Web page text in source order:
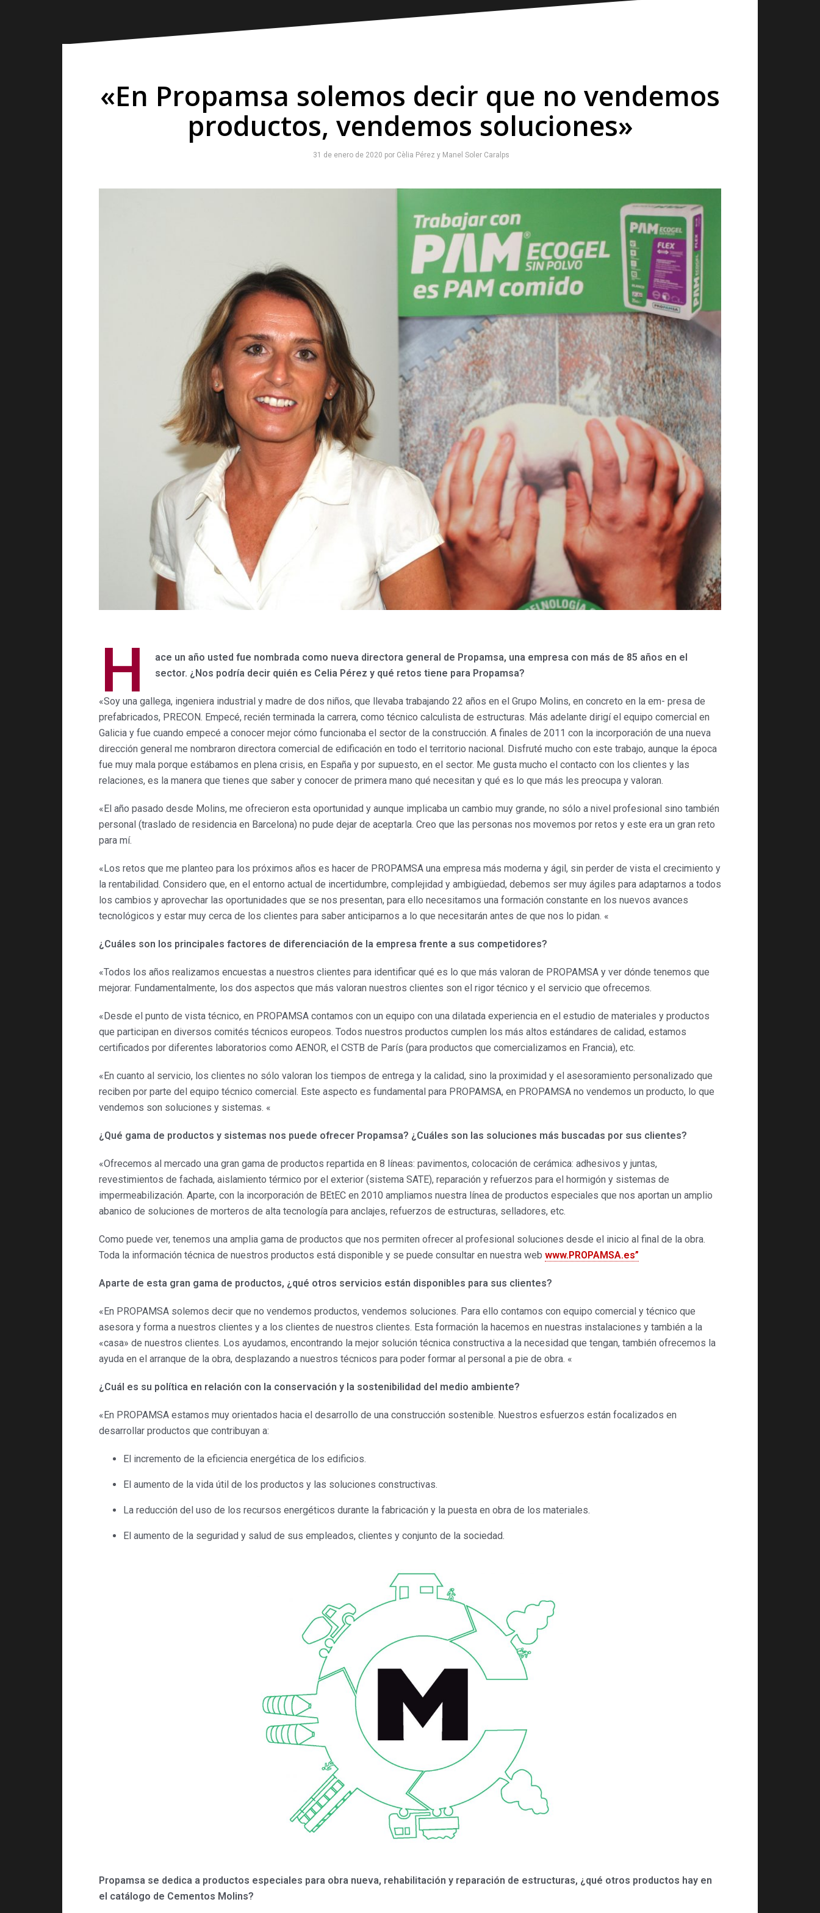
«En Propamsa solemos decir que no vendemos
productos, vendemos soluciones»
31 de enero de 2020 por Cèlia Pérez y Manel Soler Caralps
H
ace un año usted fue nombrada como nueva directora general de Propamsa, una empresa con más de 85 años en el
sector. ¿Nos podría decir quién es Celia Pérez y qué retos tiene para Propamsa?
«Soy una gallega, ingeniera industrial y madre de dos niños, que llevaba trabajando 22 años en el Grupo Molins, en concreto en la em- presa de
prefabricados, PRECON. Empecé, recién terminada la carrera, como técnico calculista de estructuras. Más adelante dirigí el equipo comercial en
Galicia y fue cuando empecé a conocer mejor cómo funcionaba el sector de la construcción. A finales de 2011 con la incorporación de una nueva
dirección general me nombraron directora comercial de edificación en todo el territorio nacional. Disfruté mucho con este trabajo, aunque la época
fue muy mala porque estábamos en plena crisis, en España y por supuesto, en el sector. Me gusta mucho el contacto con los clientes y las
relaciones, es la manera que tienes que saber y conocer de primera mano qué necesitan y qué es lo que más les preocupa y valoran.
«El año pasado desde Molins, me ofrecieron esta oportunidad y aunque implicaba un cambio muy grande, no sólo a nivel profesional sino también
personal (traslado de residencia en Barcelona) no pude dejar de aceptarla. Creo que las personas nos movemos por retos y este era un gran reto
para mí.
«Los retos que me planteo para los próximos años es hacer de PROPAMSA una empresa más moderna y ágil, sin perder de vista el crecimiento y
la rentabilidad. Considero que, en el entorno actual de incertidumbre, complejidad y ambigüedad, debemos ser muy ágiles para adaptarnos a todos
los cambios y aprovechar las oportunidades que se nos presentan, para ello necesitamos una formación constante en los nuevos avances
tecnológicos y estar muy cerca de los clientes para saber anticiparnos a lo que necesitarán antes de que nos lo pidan. «
¿Cuáles son los principales factores de diferenciación de la empresa frente a sus competidores?
«Todos los años realizamos encuestas a nuestros clientes para identificar qué es lo que más valoran de PROPAMSA y ver dónde tenemos que
mejorar. Fundamentalmente, los dos aspectos que más valoran nuestros clientes son el rigor técnico y el servicio que ofrecemos.
«Desde el punto de vista técnico, en PROPAMSA contamos con un equipo con una dilatada experiencia en el estudio de materiales y productos
que participan en diversos comités técnicos europeos. Todos nuestros productos cumplen los más altos estándares de calidad, estamos
certificados por diferentes laboratorios como AENOR, el CSTB de París (para productos que comercializamos en Francia), etc.
«En cuanto al servicio, los clientes no sólo valoran los tiempos de entrega y la calidad, sino la proximidad y el asesoramiento personalizado que
reciben por parte del equipo técnico comercial. Este aspecto es fundamental para PROPAMSA, en PROPAMSA no vendemos un producto, lo que
vendemos son soluciones y sistemas. «
¿Qué gama de productos y sistemas nos puede ofrecer Propamsa? ¿Cuáles son las soluciones más buscadas por sus clientes?
«Ofrecemos al mercado una gran gama de productos repartida en 8 líneas: pavimentos, colocación de cerámica: adhesivos y juntas,
revestimientos de fachada, aislamiento térmico por el exterior (sistema SATE), reparación y refuerzos para el hormigón y sistemas de
impermeabilización. Aparte, con la incorporación de BEtEC en 2010 ampliamos nuestra línea de productos especiales que nos aportan un amplio
abanico de soluciones de morteros de alta tecnología para anclajes, refuerzos de estructuras, selladores, etc.
Como puede ver, tenemos una amplia gama de productos que nos permiten ofrecer al profesional soluciones desde el inicio al final de la obra.
Toda la información técnica de nuestros productos está disponible y se puede consultar en nuestra web www.PROPAMSA.es”
Aparte de esta gran gama de productos, ¿qué otros servicios están disponibles para sus clientes?
«En PROPAMSA solemos decir que no vendemos productos, vendemos soluciones. Para ello contamos con equipo comercial y técnico que
asesora y forma a nuestros clientes y a los clientes de nuestros clientes. Esta formación la hacemos en nuestras instalaciones y también a la
«casa» de nuestros clientes. Los ayudamos, encontrando la mejor solución técnica constructiva a la necesidad que tengan, también ofrecemos la
ayuda en el arranque de la obra, desplazando a nuestros técnicos para poder formar al personal a pie de obra. «
¿Cuál es su política en relación con la conservación y la sostenibilidad del medio ambiente?
«En PROPAMSA estamos muy orientados hacia el desarrollo de una construcción sostenible. Nuestros esfuerzos están focalizados en
desarrollar productos que contribuyan a:
El incremento de la eficiencia energética de los edificios.
El aumento de la vida útil de los productos y las soluciones constructivas.
La reducción del uso de los recursos energéticos durante la fabricación y la puesta en obra de los materiales.
El aumento de la seguridad y salud de sus empleados, clientes y conjunto de la sociedad.
Propamsa se dedica a productos especiales para obra nueva, rehabilitación y reparación de estructuras, ¿qué otros productos hay en
el catálogo de Cementos Molins?